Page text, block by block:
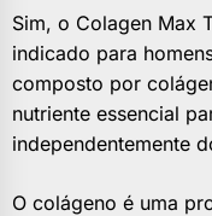
Sim, o Colagen Max
indicado para
composto por
nutriente essencial
independentemente
O colágeno é uma